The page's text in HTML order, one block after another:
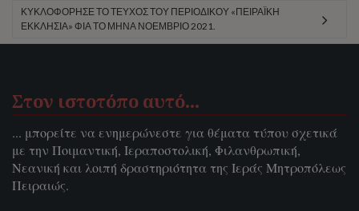
ΚΥΚΛΟΦΌΡΗΣΕ ΤΟ ΤΕΎΧΟΣ ΤΟΥ ΠΕΡΙΟΔΙΚΟΎ «ΠΕΙΡΑΪΚΉ
ΕΚΚΛΗΣΊΑ» ΦΙΑ ΤΟ ΜΉΝΑ ΝΟΈΜΒΡΙΟ 2021.
Στον ιστοτόπο αυτό…
... μπορείτε να ενημερώνεστε για θέματα τύπου σχετικά
με την Ποιμαντική, Ιεραποστολική, Φιλανθρωπική,
Νεανική και λοιπή δραστηριότητα της Ιεράς Μητροπόλεως
Πειραιώς.